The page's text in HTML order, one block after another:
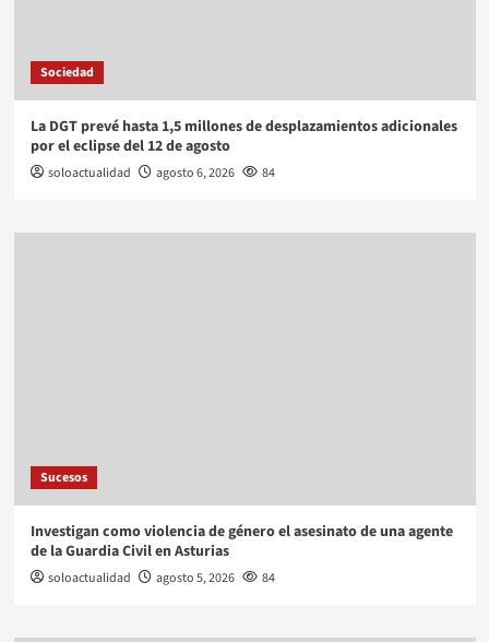
Sociedad
La DGT prevé hasta 1,5 millones de desplazamientos adicionales
por el eclipse del 12 de agosto
soloactualidad agosto 6, 2026 84
Sucesos
Investigan como violencia de género el asesinato de una agente
de la Guardia Civil en Asturias
soloactualidad agosto 5, 2026 84